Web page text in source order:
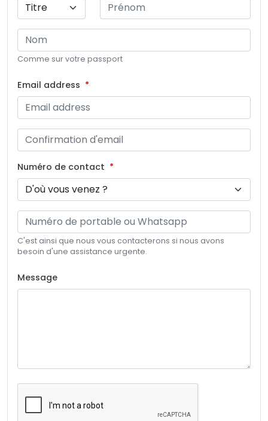
Comme sur votre passport
Email address
Numéro de contact
C'est ainsi que nous vous contacterons si nous avons
besoin d'une assistance urgente.
Message